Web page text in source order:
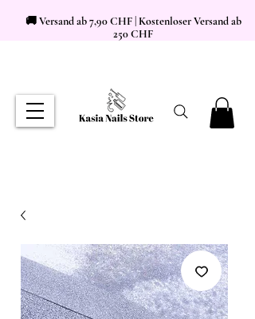
🚚 Versand ab 7,90 CHF | Kostenloser Versand ab
250 CHF